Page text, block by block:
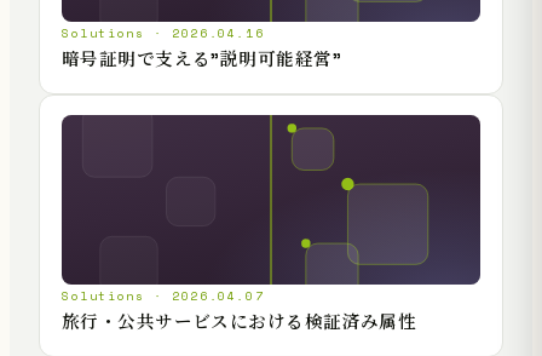
Solutions · 2026.04.16
暗号証明で支える"説明可能経営"
Solutions · 2026.04.07
旅行・公共サービスにおける検証済み属性